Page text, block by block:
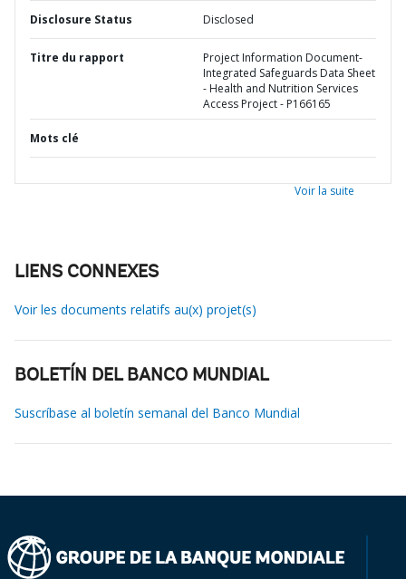
Disclosure Status Disclosed
Titre du rapport
Project Information Document-
Integrated Safeguards Data Sheet
- Health and Nutrition Services
Access Project - P166165
Mots clé
Voir la suite
LIENS CONNEXES
Voir les documents relatifs au(x) projet(s)
BOLETÍN DEL BANCO MUNDIAL
Suscríbase al boletín semanal del Banco Mundial